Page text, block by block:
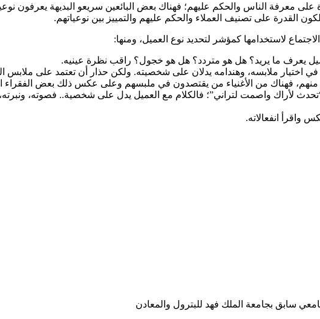
على معرفة الناس والحكم عليهم؛ فهناك بعض البائعين سريعو البديهة يعرفون
القدرة على تصنيف العملاء والحكم عليهم والتمييز بين نوعياتهم.
لاستخدامها كمؤشر لتحديد نوع العميل، ومنها:
يعرف ما يريد؟ هل هو متردد؟ هل هو خجول؟ راقب نظرة عينيه.
اختيار ملابسه، وهندامه يدلان على شخصيته. ولكن حذار أن تعتمد على
منهم، فهناك من الأغنياء من يقتصدون في ملبسهم وعلى عكس ذلك بعض الفقراء
لأراك واصمت لتراني”؛ فالكلام مع العميل يدل على شخصية.. فصوته، ونبرته،
واقرأ انفعالاته.
سابق بجامعة الملك فهد للبترول والمعادن